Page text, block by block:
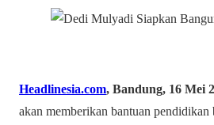
Headlinesia.com, Bandung, 16 Mei
akan memberikan bantuan